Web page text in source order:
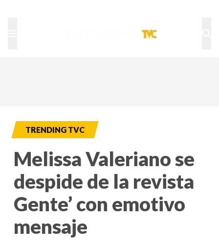
TRENDING TVC
Melissa Valeriano se
despide de la revista
Gente’ con emotivo
mensaje